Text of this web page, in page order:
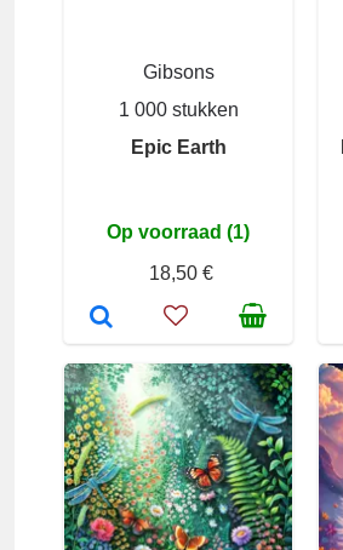
Gibsons
1 000 stukken
Epic Earth
Op voorraad (1)
18,50 €